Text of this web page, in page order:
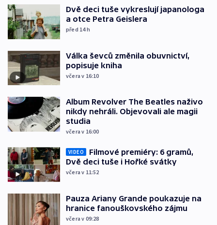
Dvě deci tuše vykreslují japanologa
a otce Petra Geislera
před 14h
Válka ševců změnila obuvnictví,
popisuje kniha
včera v 16:10
Album Revolver The Beatles naživo
nikdy nehráli. Objevovali ale magii
studia
včera v 16:00
VIDEO
Filmové premiéry: 6 gramů,
Dvě deci tuše i Hořké svátky
včera v 11:52
Pauza Ariany Grande poukazuje na
hranice fanouškovského zájmu
včera v 09:28